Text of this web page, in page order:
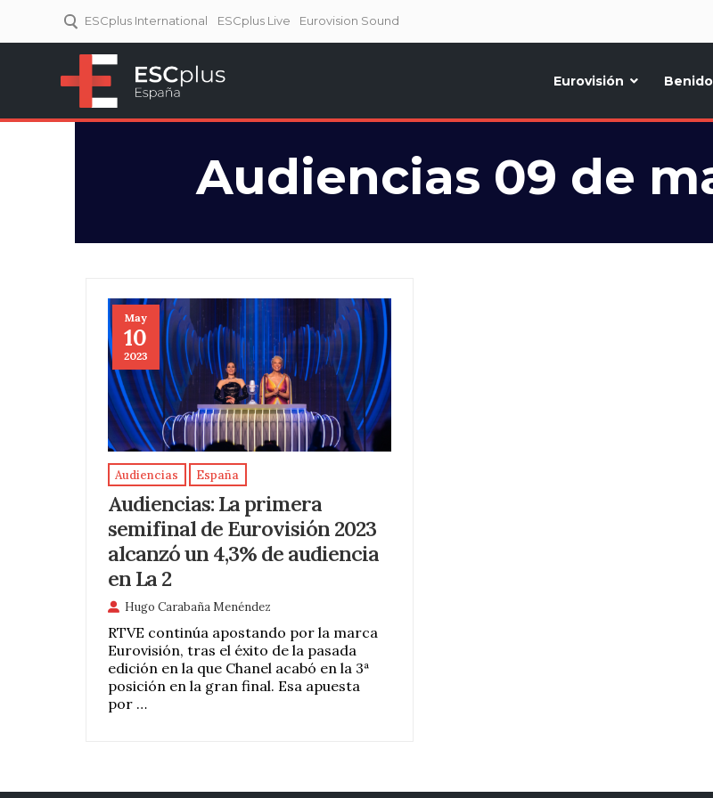
ESCplus International ESCplus Live Eurovision Sound
Eurovisión
Audiencias 09 de
May
10
2023
Audiencias España
Audiencias: La primera
semifinal de Eurovisión 2023
alcanzó un 4,3% de audiencia
en La 2
Hugo Carabaña Menéndez
RTVE continúa apostando por la marca
Eurovisión, tras el éxito de la pasada
edición en la que Chanel acabó en la 3ª
posición en la gran final. Esa apuesta
por …